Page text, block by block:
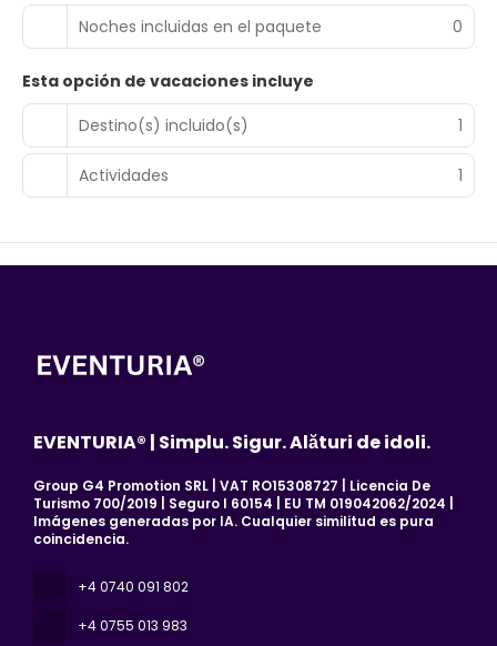
Noches incluidas en el paquete 0
Esta opción de vacaciones incluye
Destino(s) incluido(s)
1
Actividades 1
EVENTURIA® | Simplu. Sigur. Alături de idoli.
Group G4 Promotion SRL | VAT RO15308727 | Licencia De
Turismo 700/2019 | Seguro I 60154 | EU TM 019042062/2024 |
Imágenes generadas por IA. Cualquier similitud es pura
coincidencia.
+4 0740 091 802
+4 0755 013 983